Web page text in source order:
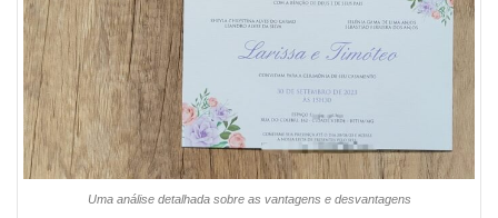
Uma análise detalhada sobre as vantagens e desvantagens